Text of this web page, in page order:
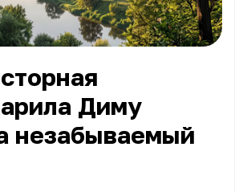
Диму
незабываемый